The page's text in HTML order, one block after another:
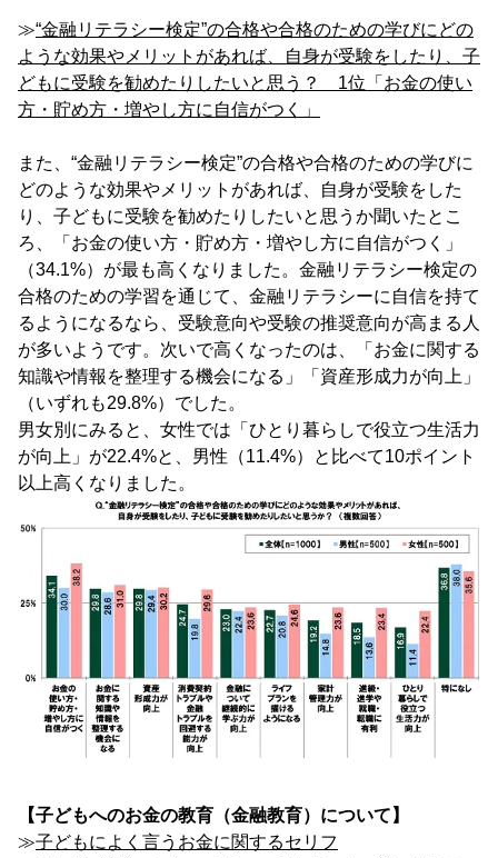
≫“金融リテラシー検定”の合格や合格のための学びにどの
ような効果やメリットがあれば、自身が受験をしたり、子
どもに受験を勧めたりしたいと思う？ 1位「お金の使い
方・貯め方・増やし方に自信がつく」
また、“金融リテラシー検定”の合格や合格のための学びに
どのような効果やメリットがあれば、自身が受験をした
り、子どもに受験を勧めたりしたいと思うか聞いたとこ
ろ、「お金の使い方・貯め方・増やし方に自信がつく」
（34.1%）が最も高くなりました。金融リテラシー検定の
合格のための学習を通じて、金融リテラシーに自信を持て
るようになるなら、受験意向や受験の推奨意向が高まる人
が多いようです。次いで高くなったのは、「お金に関する
知識や情報を整理する機会になる」「資産形成力が向上」
（いずれも29.8%）でした。
男女別にみると、女性では「ひとり暮らしで役立つ生活力
が向上」が22.4%と、男性（11.4%）と比べて10ポイント
以上高くなりました。
【子どもへのお金の教育（金融教育）について】
≫子どもによく言うお金に関するセリフ